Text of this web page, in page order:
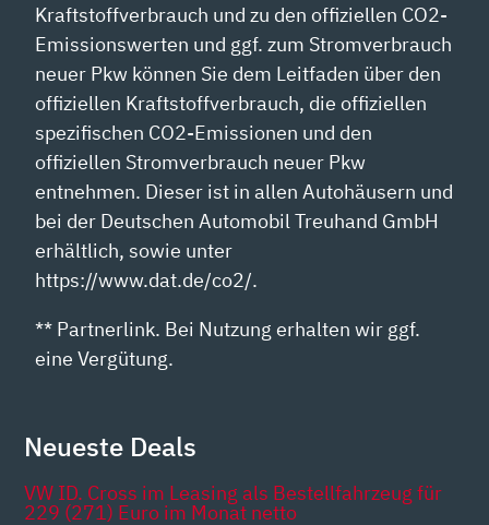
Kraftstoffverbrauch und zu den offiziellen CO2-
Emissionswerten und ggf. zum Stromverbrauch
neuer Pkw können Sie dem Leitfaden über den
offiziellen Kraftstoffverbrauch, die offiziellen
spezifischen CO2-Emissionen und den
offiziellen Stromverbrauch neuer Pkw
entnehmen. Dieser ist in allen Autohäusern und
bei der Deutschen Automobil Treuhand GmbH
erhältlich, sowie unter
https://www.dat.de/co2/.
** Partnerlink. Bei Nutzung erhalten wir ggf.
eine Vergütung.
Neueste Deals
VW ID. Cross im Leasing als Bestellfahrzeug für
229 (271) Euro im Monat netto